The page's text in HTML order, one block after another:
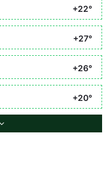
+22°
+27°
+26°
+20°